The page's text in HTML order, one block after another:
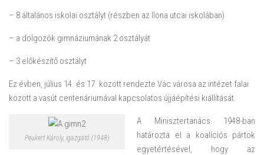
– 8 általános iskolai osztályt (részben az Ilona utcai iskolában)
– a dolgozók gimnáziumának 2 osztályát
– 3 előkészítő osztályt
Ez évben, július 14. és 17. között rendezte Vác városa az intézet falai
között a vasút centenáriumával kapcsolatos újjáépítési kiállítását.
Peukert Károly, igazgató (1948)
A Minisztertanács 1948-ban
határozta el a koalíciós pártok
egyetértésével, hogy az